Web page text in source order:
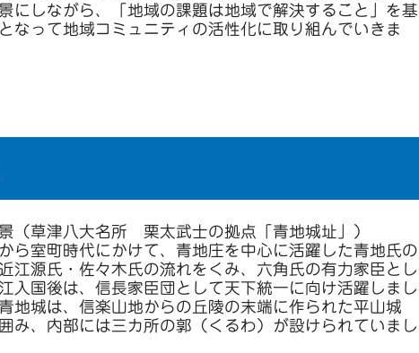
にしながら、「地域の課題は地域で解決すること」を基
なって地域コミュニティの活性化に取り組んでいきま
（草津八大名所 栗太武士の拠点「青地城址」）
ら室町時代にかけて、青地庄を中心に活躍した青地氏の
江源氏・佐々木氏の流れをくみ、六角氏の有力家臣とし
入国後は、信長家臣団として天下統一に向け活躍しまし
地城は、信楽山地からの丘陵の末端に作られた平山城
み、内部には三カ所の郭（くるわ）が設けられていまし